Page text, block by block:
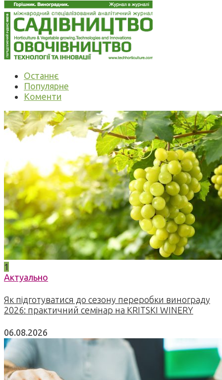
Останнє
Популярне
Коменти
1
Актуально
Як підготуватися до сезону переробки винограду
2026: практичний семінар на KRITSKI WINERY
06.08.2026